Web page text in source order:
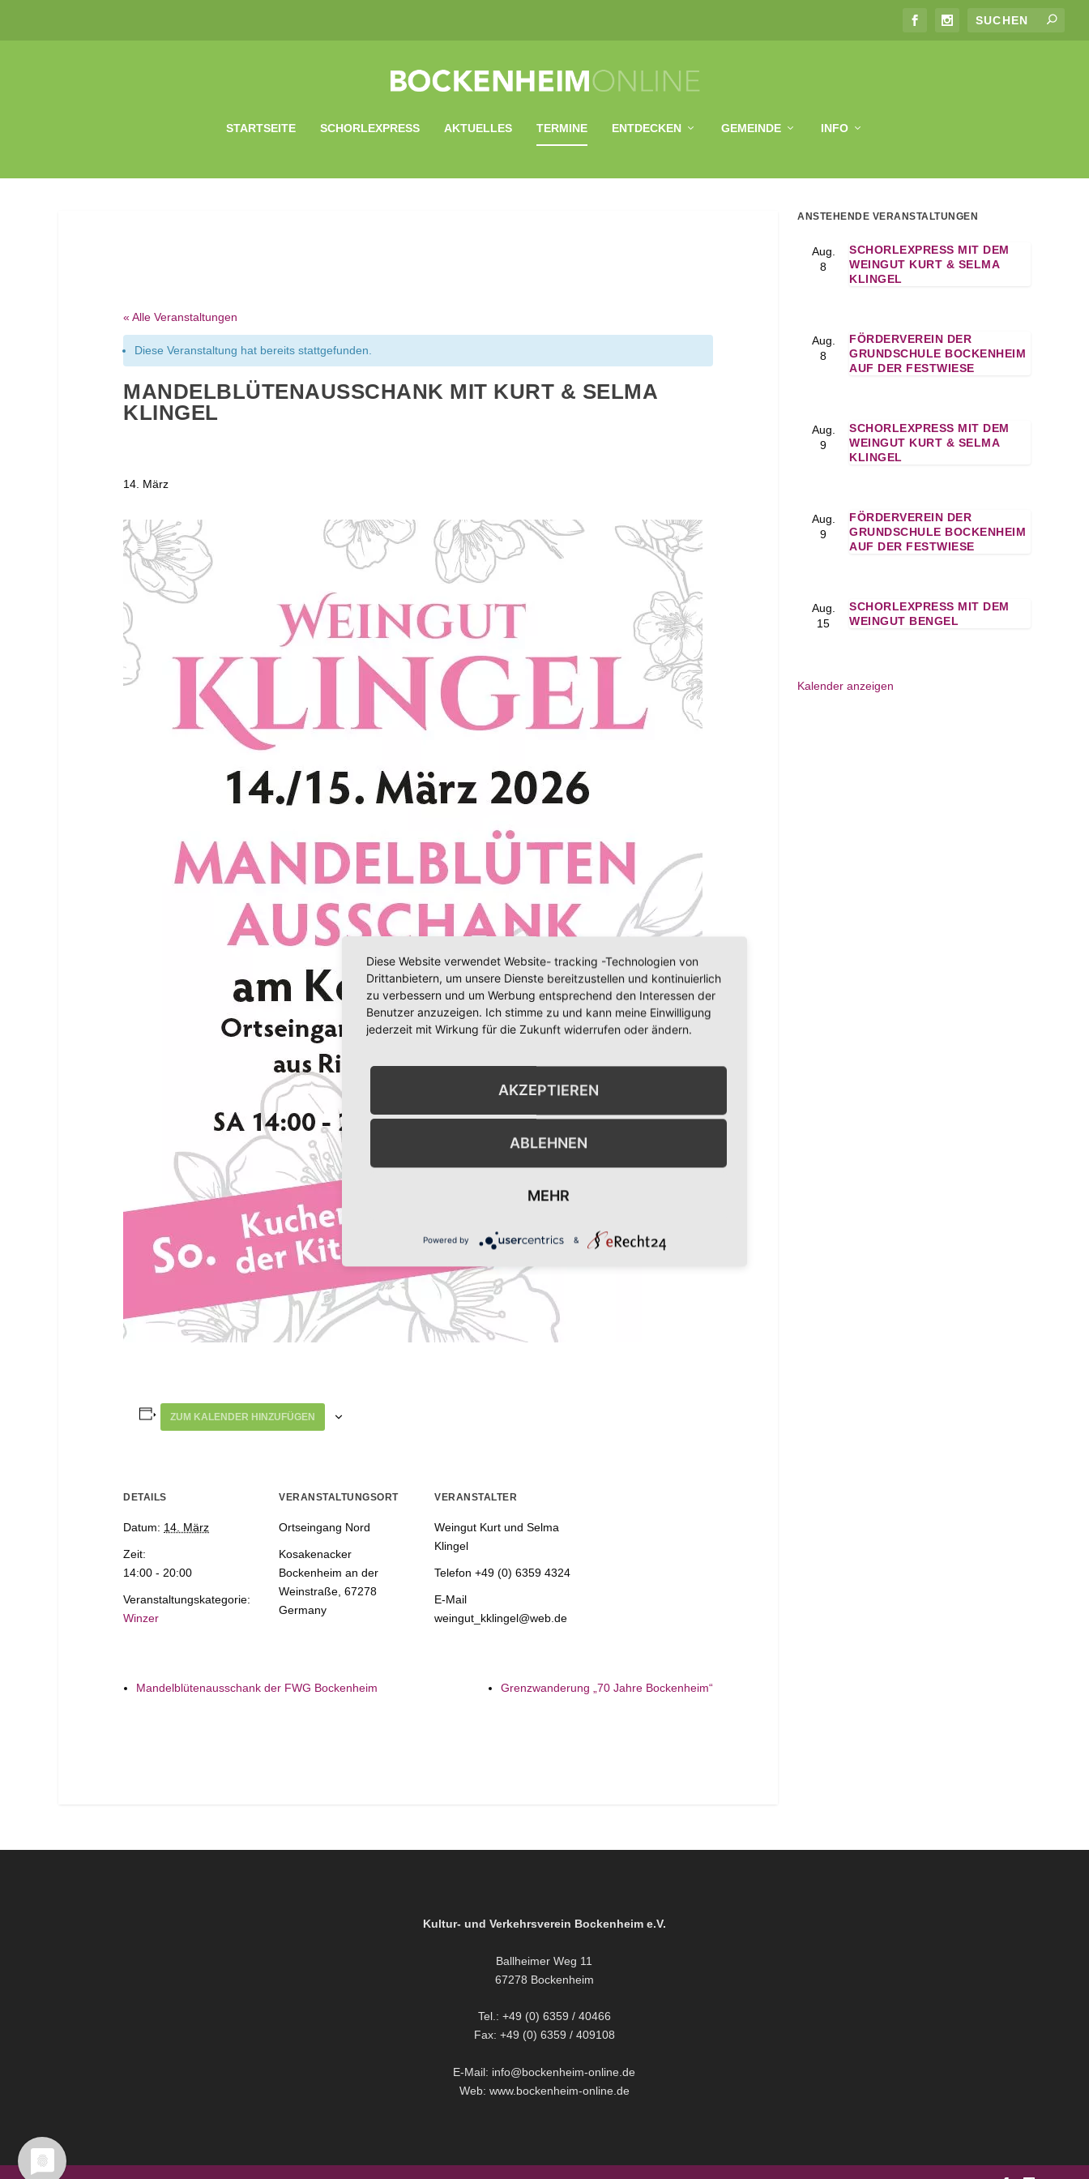
STARTSEITE SCHORLEXPRESS AKTUELLES TERMINE ENTDECKEN GEMEINDE INFO
« Alle Veranstaltungen
Diese Veranstaltung hat bereits stattgefunden.
MANDELBLÜTENAUSSCHANK MIT KURT & SELMA
KLINGEL
14. März
ZUM KALENDER HINZUFÜGEN
DETAILS
Datum: 14. März
Zeit:
14:00 - 20:00
Veranstaltungskategorie:
Winzer
VERANSTALTUNGSORT
Ortseingang Nord
Kosakenacker
Bockenheim an der
Weinstraße 67278
Germany
VERANSTALTER
Weingut Kurt und Selma
Klingel
Telefon +49 (0) 6359 4324
E-Mail
weingut_kklingel@web.de
Mandelblütenausschank der FWG Bockenheim Grenzwanderung „70 Jahre Bockenheim“
ANSTEHENDE VERANSTALTUNGEN
Aug.
8
SCHORLEXPRESS MIT DEM
WEINGUT KURT & SELMA
KLINGEL
Aug.
8
FÖRDERVEREIN DER
GRUNDSCHULE BOCKENHEIM
AUF DER FESTWIESE
Aug.
9
SCHORLEXPRESS MIT DEM
WEINGUT KURT & SELMA
KLINGEL
Aug.
9
FÖRDERVEREIN DER
GRUNDSCHULE BOCKENHEIM
AUF DER FESTWIESE
Aug.
15
SCHORLEXPRESS MIT DEM
WEINGUT BENGEL
Kalender anzeigen
Kultur- und Verkehrsverein Bockenheim e.V.
Ballheimer Weg 11
67278 Bockenheim
Tel.: +49 (0) 6359 / 40466
Fax: +49 (0) 6359 / 409108
E-Mail: info@bockenheim-online.de
Web: www.bockenheim-online.de
Diese Website verwendet Website- tracking -Technologien von
Drittanbietern, um unsere Dienste bereitzustellen und kontinuierlich
zu verbessern und um Werbung entsprechend den Interessen der
Benutzer anzuzeigen. Ich stimme zu und kann meine Einwilligung
jederzeit mit Wirkung für die Zukunft widerrufen oder ändern.
AKZEPTIEREN
ABLEHNEN
MEHR
Powered by &